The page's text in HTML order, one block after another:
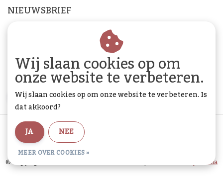
NIEUWSBRIEF
Abonneer je op onze nieuwsbrief om op de hoogte te
ABONNEER
Algemene voorwaarden
© Copyright 2026 - De Woon Cadeau Winkel | RealisatieInStijl Media
Wij slaan cookies op om
onze website te verbeteren.
Wij slaan cookies op om onze website te verbeteren. Is
dat akkoord?
JA
NEE
MEER OVER COOKIES »